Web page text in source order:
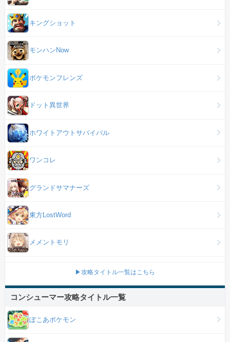
キングショット
モンハンNow
ポケモンフレンズ
ドット異世界
ホワイトアウトサバイバル
ワンコレ
グランドサマナーズ
東方LostWord
メメントモリ
▶攻略タイトル一覧はこちら
コンシューマー攻略タイトル一覧
ぽこあポケモン